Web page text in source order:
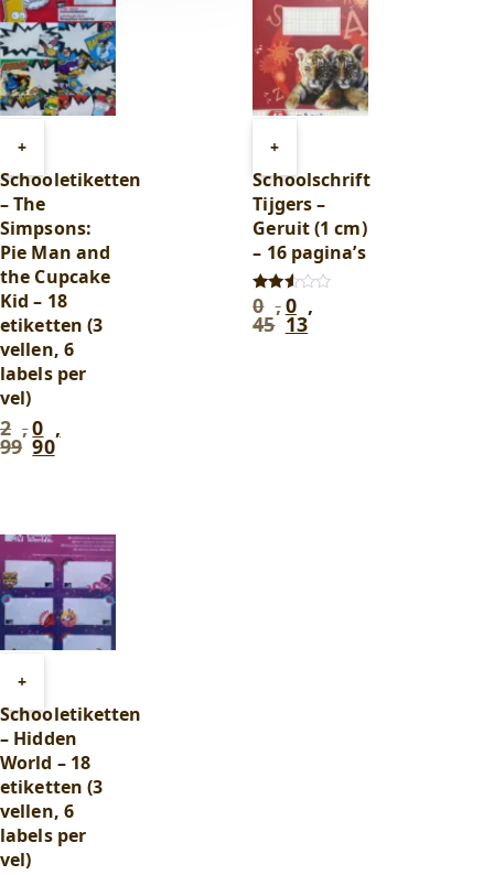
+
aan
winkelwagen
Schooletiketten
– The
Simpsons:
Pie Man and
the Cupcake
Kid – 18
etiketten (3
vellen, 6
labels per
vel)
2 ,
99
Oorspronkelijke
prijs
99.
0 ,
90
Huidige
90.
+
aan
winkelwagen
Schoolschrift
Tijgers –
Geruit (1 cm)
– 16 pagina’s
Gewaardeerd
2.50
uit 5
0 ,
45
Oorspronkelijke
prijs
0 ,
13
+
aan
winkelwagen
Schooletiketten
– Hidden
World – 18
etiketten (3
vellen, 6
labels per
vel)